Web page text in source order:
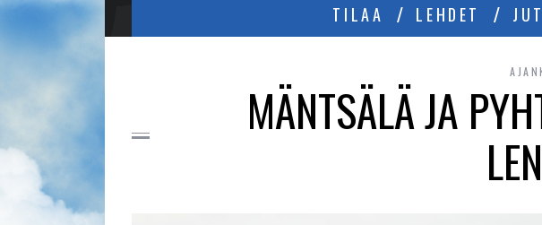
TILAA LEHDET
MÄNTSÄLÄ JA